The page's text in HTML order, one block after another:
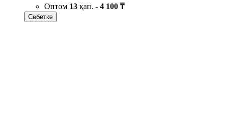
Оптом 13 қап. - 4 100 ₸
Себетке